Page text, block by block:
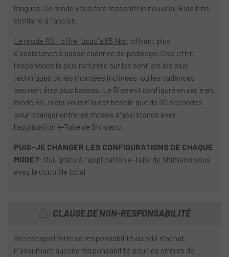
longues. Ce mode vous fera ressentir le nouveau Rise très
similaire à l'ancien.
Le mode RS+ offre jusqu'à 85 Nm, offrant plus
d'assistance à basse cadence de pédalage. Cela offre
l'expérience la plus naturelle sur les sentiers les plus
techniques ou les montées inclinées, où les cadences
peuvent être plus basses. Le Rise est configuré en série en
mode RS, mais vous n'aurez besoin que de 30 secondes
pour changer entre les modes d'assistance avec
l'application e-Tube de Shimano
PUIS-JE CHANGER LES CONFIGURATIONS DE CHAQUE
MODE?: Oui, grâce à l'application e-Tube de Shimano vous
avez le contrôle total
CLAUSE DE NON-RESPONSABILITÉ
Biciescapa limite sa responsabilité au prix d'achat,
n'assumant aucune responsabilité pour les erreurs de